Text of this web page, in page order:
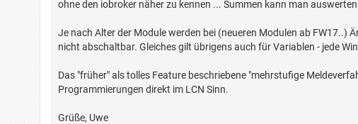
r
ohne den iobroker näher zu kennen ... Summen kann man
Je nach Alter der Module werden bei (neueren Modulen ab FW17..)
nicht abschaltbar. Gleiches gilt übrigens auch für Variablen - jede
Das "früher" als tolles Feature beschriebene "mehrstufige
Programmierungen direkt im LCN Sinn.
Grüße, Uwe